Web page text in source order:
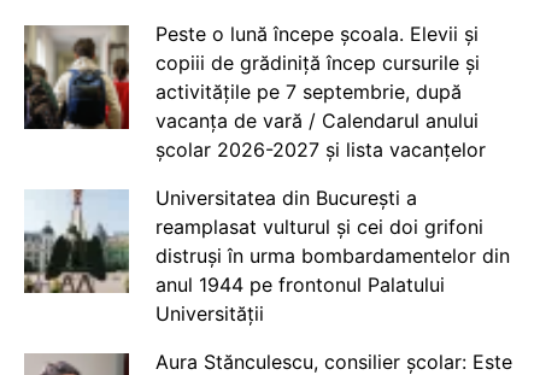
Peste o lună începe școala. Elevii și
copiii de grădiniță încep cursurile și
activitățile pe 7 septembrie, după
vacanța de vară / Calendarul anului
școlar 2026-2027 și lista vacanțelor
Universitatea din București a
reamplasat vulturul și cei doi grifoni
distruși în urma bombardamentelor din
anul 1944 pe frontonul Palatului
Universității
Aura Stănculescu, consilier școlar: Este